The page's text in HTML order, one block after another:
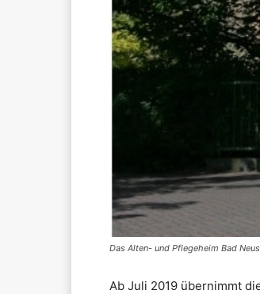
Das Alten- und Pflegeheim Bad
Ab Juli 2019 übernimmt